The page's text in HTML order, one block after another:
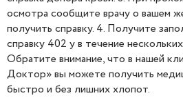
осмотра сообщите врачу о вашем
получить справку. 4. Получите
справку 402 у в течение
Обратите внимание, что в нашей
Доктор» вы можете получить
быстро и без лишних хлопот.